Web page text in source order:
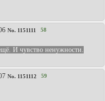
No. 1151111 58
И чувство ненужности.
No. 1151112 59